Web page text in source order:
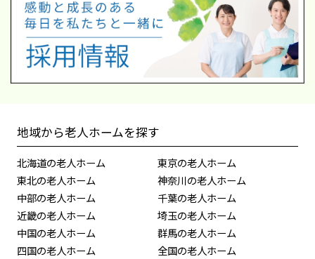
地域から老人ホームを探す
北海道の老人ホーム
東北の老人ホーム
中部の老人ホーム
近畿の老人ホーム
中国の老人ホーム
四国の老人ホーム
東京の老人ホーム
神奈川の老人ホーム
千葉の老人ホーム
埼玉の老人ホーム
群馬の老人ホーム
全国の老人ホーム